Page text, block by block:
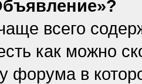
всего
как можно
форума в